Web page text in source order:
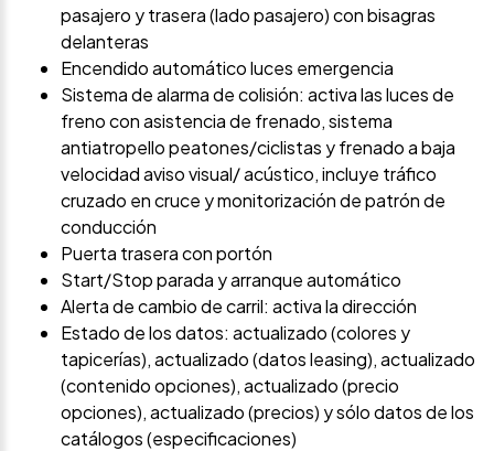
pasajero y trasera (lado pasajero) con bisagras
delanteras
Encendido automático luces emergencia
Sistema de alarma de colisión: activa las luces de
freno con asistencia de frenado, sistema
antiatropello peatones/ciclistas y frenado a baja
velocidad aviso visual/ acústico, incluye tráfico
cruzado en cruce y monitorización de patrón de
conducción
Puerta trasera con portón
Start/Stop parada y arranque automático
Alerta de cambio de carril: activa la dirección
Estado de los datos: actualizado (colores y
tapicerías), actualizado (datos leasing), actualizado
(contenido opciones), actualizado (precio
opciones), actualizado (precios) y sólo datos de los
catálogos (especificaciones)